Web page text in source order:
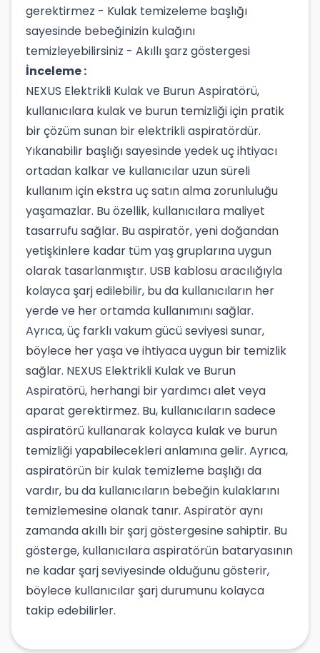
gerektirmez - Kulak temizeleme başlığı
sayesinde bebeğinizin kulağını
temizleyebilirsiniz - Akıllı şarz göstergesi
İnceleme :
NEXUS Elektrikli Kulak ve Burun Aspiratörü,
kullanıcılara kulak ve burun temizliği için pratik
bir çözüm sunan bir elektrikli aspiratördür.
Yıkanabilir başlığı sayesinde yedek uç ihtiyacı
ortadan kalkar ve kullanıcılar uzun süreli
kullanım için ekstra uç satın alma zorunluluğu
yaşamazlar. Bu özellik, kullanıcılara maliyet
tasarrufu sağlar. Bu aspiratör, yeni doğandan
yetişkinlere kadar tüm yaş gruplarına uygun
olarak tasarlanmıştır. USB kablosu aracılığıyla
kolayca şarj edilebilir, bu da kullanıcıların her
yerde ve her ortamda kullanımını sağlar.
Ayrıca, üç farklı vakum gücü seviyesi sunar,
böylece her yaşa ve ihtiyaca uygun bir temizlik
sağlar. NEXUS Elektrikli Kulak ve Burun
Aspiratörü, herhangi bir yardımcı alet veya
aparat gerektirmez. Bu, kullanıcıların sadece
aspiratörü kullanarak kolayca kulak ve burun
temizliği yapabilecekleri anlamına gelir. Ayrıca,
aspiratörün bir kulak temizleme başlığı da
vardır, bu da kullanıcıların bebeğin kulaklarını
temizlemesine olanak tanır. Aspiratör aynı
zamanda akıllı bir şarj göstergesine sahiptir. Bu
gösterge, kullanıcılara aspiratörün bataryasının
ne kadar şarj seviyesinde olduğunu gösterir,
böylece kullanıcılar şarj durumunu kolayca
takip edebilirler.